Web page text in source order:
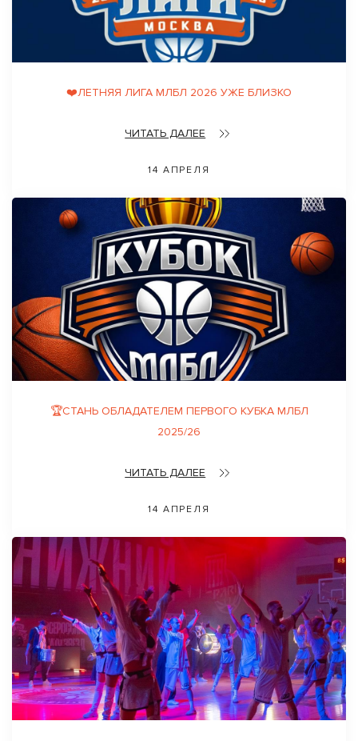
❤️ЛЕТНЯЯ ЛИГА МЛБЛ 2026 УЖЕ БЛИЗКО
ЧИТАТЬ ДАЛЕЕ
14 АПРЕЛЯ
🏆СТАНЬ ОБЛАДАТЕЛЕМ ПЕРВОГО КУБКА МЛБЛ
2025/26
ЧИТАТЬ ДАЛЕЕ
14 АПРЕЛЯ